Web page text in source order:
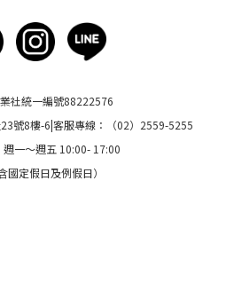
社統一編號88222576
號8樓-6|客服專線：（02）2559-5255
週一～週五 10:00- 17:00
國定假日及例假日）